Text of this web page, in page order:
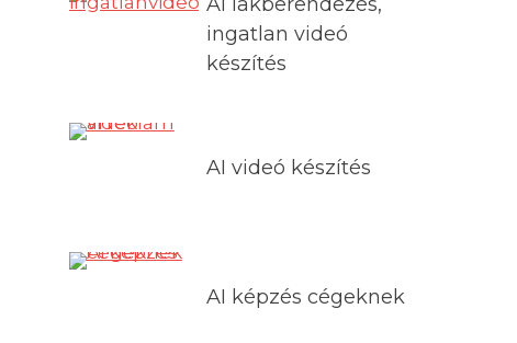
ingatlan videó
készítés
AI videó készítés
AI képzés cégeknek